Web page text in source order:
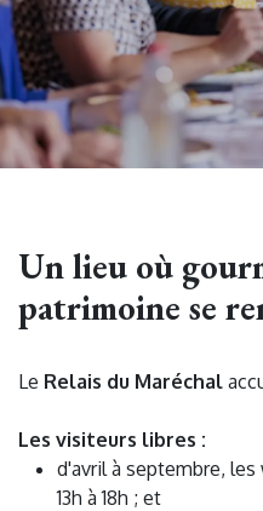
Un lieu où
patrimoine se
Le Relais du Maréchal
Les visiteurs libres :
d'avril à septembre,
13h à 18h ; et